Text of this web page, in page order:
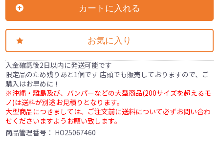
カートに入れる
お気に入り
入金確認後2日以内に発送可能です
限定品のため残りあと1個です 店頭でも販売しておりますので、ご
購入はお早めに！
※沖縄・離島及び、バンパーなどの大型商品(200サイズを超えるモ
ノ)は送料が別途お見積りとなります。
大型商品につきましては、ご注文前に送料について必ずお問い合わ
せくださいますようお願い致します。
商品管理番号： HO25067460